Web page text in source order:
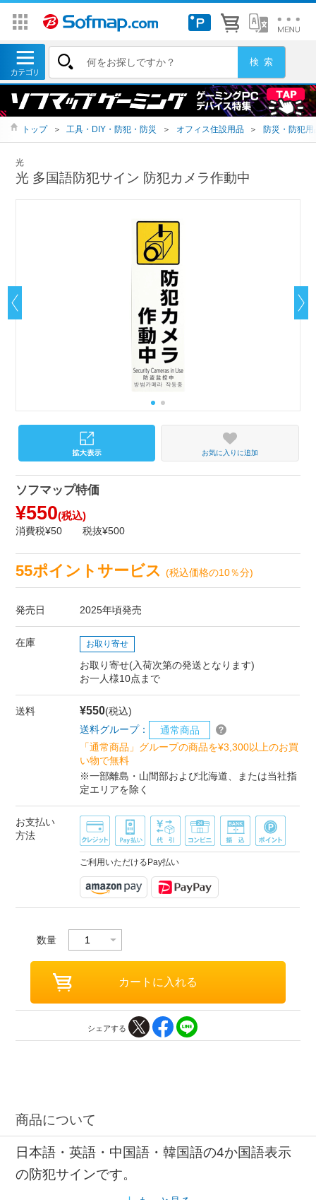
トップ ＞ 工具・DIY・防犯・防災 ＞ オフィス住設用品 ＞ 防災・防犯用
光
光 多国語防犯サイン 防犯カメラ作動中
お気に入りに追加
ソフマップ特価
¥550(税込)
消費税¥50 税抜¥500
55ポイントサービス(税込価格の10％分)
発売日 2025年頃発売
在庫 お取り寄せ
お取り寄せ(入荷次第の発送となります)
お一人様10点まで
送料 ¥550(税込)
送料グループ：
通常商品
「通常商品」グループの商品を¥3,300以上のお買
い物で無料
※一部離島・山間部および北海道、または当社指
定エリアを除く
お支払い
方法
ご利用いただけるPay払い
数量
シェアする
商品について
日本語・英語・中国語・韓国語の4か国語表示
の防犯サインです。